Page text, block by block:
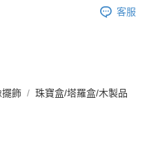
客服
擺飾 珠寶盒/塔羅盒/木製品